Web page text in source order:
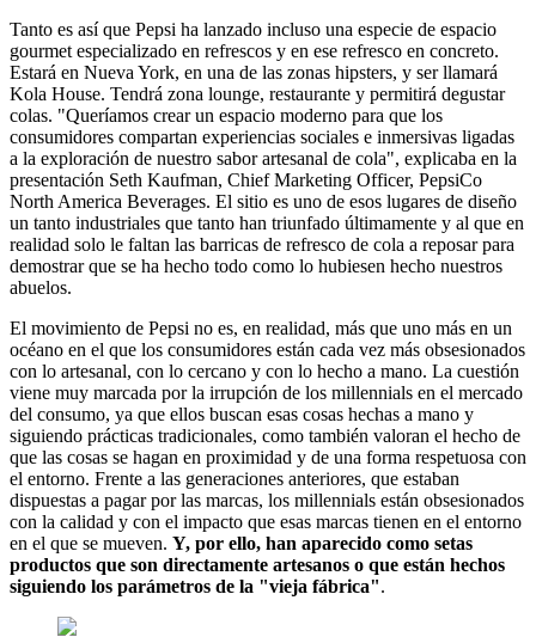
Tanto es así que Pepsi ha lanzado incluso una especie de espacio
gourmet especializado en refrescos y en ese refresco en concreto.
Estará en Nueva York, en una de las zonas hipsters, y ser llamará
Kola House. Tendrá zona lounge, restaurante y permitirá degustar
colas. "Queríamos crear un espacio moderno para que los
consumidores compartan experiencias sociales e inmersivas ligadas
a la exploración de nuestro sabor artesanal de cola", explicaba en la
presentación Seth Kaufman, Chief Marketing Officer, PepsiCo
North America Beverages. El sitio es uno de esos lugares de diseño
un tanto industriales que tanto han triunfado últimamente y al que en
realidad solo le faltan las barricas de refresco de cola a reposar para
demostrar que se ha hecho todo como lo hubiesen hecho nuestros
abuelos.
El movimiento de Pepsi no es, en realidad, más que uno más en un
océano en el que los consumidores están cada vez más obsesionados
con lo artesanal, con lo cercano y con lo hecho a mano. La cuestión
viene muy marcada por la irrupción de los millennials en el mercado
del consumo, ya que ellos buscan esas cosas hechas a mano y
siguiendo prácticas tradicionales, como también valoran el hecho de
que las cosas se hagan en proximidad y de una forma respetuosa con
el entorno. Frente a las generaciones anteriores, que estaban
dispuestas a pagar por las marcas, los millennials están obsesionados
con la calidad y con el impacto que esas marcas tienen en el entorno
en el que se mueven. Y, por ello, han aparecido como setas
productos que son directamente artesanos o que están hechos
siguiendo los parámetros de la "vieja fábrica".